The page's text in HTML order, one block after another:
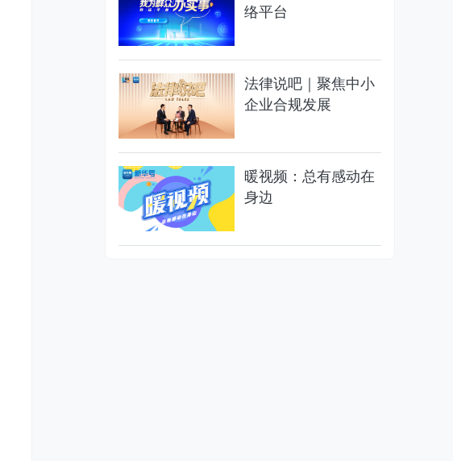
络平台
法律说吧｜聚焦中小
企业合规发展
暖视频：总有感动在
身边